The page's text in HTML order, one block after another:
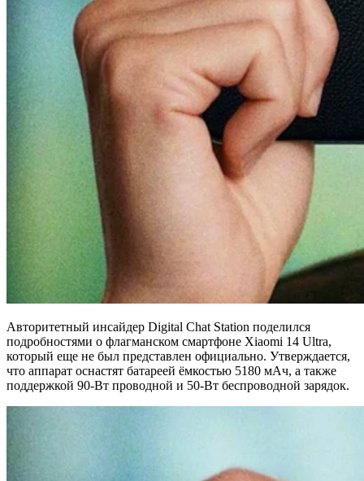
Авторитетный инсайдер Digital Chat Station поделился
подробностями о флагманском смартфоне Xiaomi 14 Ultra,
который еще не был представлен официально. Утверждается,
что аппарат оснастят батареей ёмкостью 5180 мАч, а также
поддержкой 90-Вт проводной и 50-Вт беспроводной зарядок.